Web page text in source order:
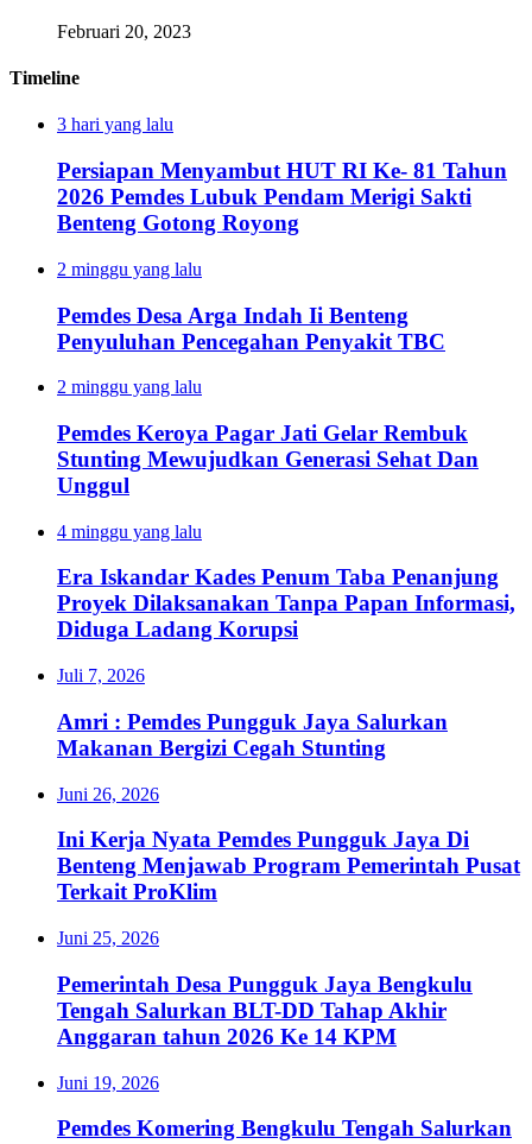
Februari 20, 2023
Timeline
3 hari yang lalu
Persiapan Menyambut HUT RI Ke- 81 Tahun
2026 Pemdes Lubuk Pendam Merigi Sakti
Benteng Gotong Royong
2 minggu yang lalu
Pemdes Desa Arga Indah Ii Benteng
Penyuluhan Pencegahan Penyakit TBC
2 minggu yang lalu
Pemdes Keroya Pagar Jati Gelar Rembuk
Stunting Mewujudkan Generasi Sehat Dan
Unggul
4 minggu yang lalu
Era Iskandar Kades Penum Taba Penanjung
Proyek Dilaksanakan Tanpa Papan Informasi,
Diduga Ladang Korupsi
Juli 7, 2026
Amri : Pemdes Pungguk Jaya Salurkan
Makanan Bergizi Cegah Stunting
Juni 26, 2026
Ini Kerja Nyata Pemdes Pungguk Jaya Di
Benteng Menjawab Program Pemerintah Pusat
Terkait ProKlim
Juni 25, 2026
Pemerintah Desa Pungguk Jaya Bengkulu
Tengah Salurkan BLT-DD Tahap Akhir
Anggaran tahun 2026 Ke 14 KPM
Juni 19, 2026
Pemdes Komering Bengkulu Tengah Salurkan